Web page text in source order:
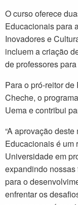
O curso oferece
Educacionais para
Inovadores e
incluem a criação
de professores
Para o pró-reitor
Cheche, o
Uema e contribui
“A aprovação
Educacionais é um
Universidade em
expandindo
para o
enfrentar os